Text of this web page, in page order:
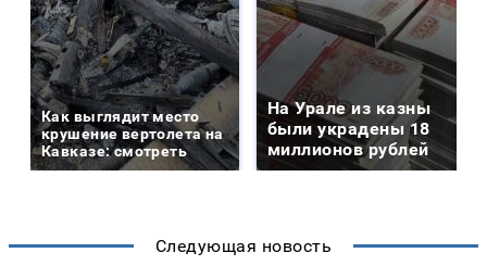
Как выглядит место
крушение вертолета на
Кавказе: смотреть
На Урале из казны
были украдены 18
миллионов рублей
Следующая новость